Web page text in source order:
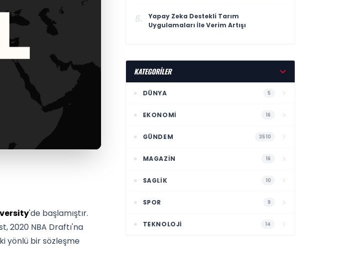
'de başlamıştır.
2020 NBA Draftı'na
yönlü bir sözleşme
5.
Yapay Zeka Destekli Tarım
Uygulamaları İle Verim Artışı
KATEGORİLER
DÜNYA 5
EKONOMI 16
GÜNDEM 3510
MAGAZIN 16
SAGLIK 10
SPOR 9
TEKNOLOJI 14